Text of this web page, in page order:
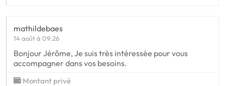
mathildebaes
14 août à 09:26
Bonjour Jérôme, Je suis très intéressée pour vous
accompagner dans vos besoins.
Montant privé